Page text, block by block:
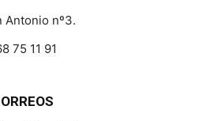
Antonio nº3.
75 11 91